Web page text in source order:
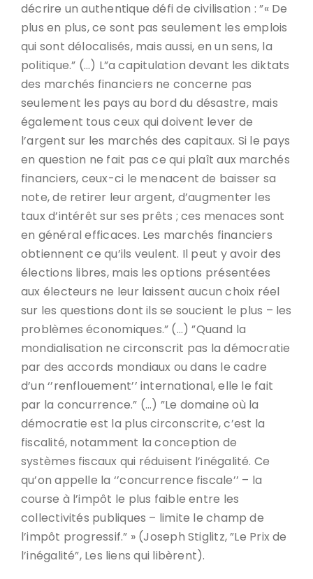
décrire un authentique défi de civilisation : ”« De
plus en plus, ce sont pas seulement les emplois
qui sont délocalisés, mais aussi, en un sens, la
politique.” (…) L”a capitulation devant les diktats
des marchés financiers ne concerne pas
seulement les pays au bord du désastre, mais
également tous ceux qui doivent lever de
l’argent sur les marchés des capitaux. Si le pays
en question ne fait pas ce qui plaît aux marchés
financiers, ceux-ci le menacent de baisser sa
note, de retirer leur argent, d’augmenter les
taux d’intérêt sur ses prêts ; ces menaces sont
en général efficaces. Les marchés financiers
obtiennent ce qu’ils veulent. Il peut y avoir des
élections libres, mais les options présentées
aux électeurs ne leur laissent aucun choix réel
sur les questions dont ils se soucient le plus – les
problèmes économiques.” (…) ”Quand la
mondialisation ne circonscrit pas la démocratie
par des accords mondiaux ou dans le cadre
d’un ‘’renflouement’’ international, elle le fait
par la concurrence.” (…) ”Le domaine où la
démocratie est la plus circonscrite, c’est la
fiscalité, notamment la conception de
systèmes fiscaux qui réduisent l’inégalité. Ce
qu’on appelle la ‘’concurrence fiscale’’ – la
course à l’impôt le plus faible entre les
collectivités publiques – limite le champ de
l’impôt progressif.” » (Joseph Stiglitz, ”Le Prix de
l’inégalité”, Les liens qui libèrent).